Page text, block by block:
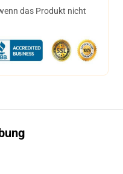
das Produkt nicht